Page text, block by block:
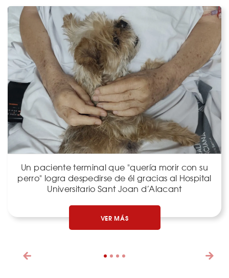
Un paciente terminal que "quería morir con su
perro" logra despedirse de él gracias al Hospital
Universitario Sant Joan d’Alacant
VER MÁS